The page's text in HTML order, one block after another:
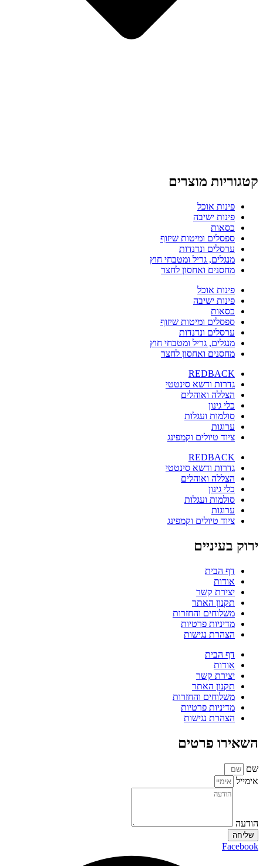
קטגוריות מוצרים
פינות אוכל
פינות ישיבה
כסאות
ספסלים ומיטות שיזוף
ערסלים ונדנדות
מנגלים, גריל ומטבחי חוץ
מחסנים ואחסון לחצר
פינות אוכל
פינות ישיבה
כסאות
ספסלים ומיטות שיזוף
ערסלים ונדנדות
מנגלים, גריל ומטבחי חוץ
מחסנים ואחסון לחצר
REDBACK
גדרות ודשא סינטטי
הצללה ואוהלים
כלי גינון
סולמות ועגלות
ערוגות
ציוד טיולים וקמפינג
REDBACK
גדרות ודשא סינטטי
הצללה ואוהלים
כלי גינון
סולמות ועגלות
ערוגות
ציוד טיולים וקמפינג
ירוק בעיניים
דף הבית
אודות
יצירת קשר
תקנון האתר
משלוחים והחזרות
מדיניות פרטיות
הצהרת נגישות
דף הבית
אודות
יצירת קשר
תקנון האתר
משלוחים והחזרות
מדיניות פרטיות
הצהרת נגישות
השאירו פרטים
שם
אימייל
הודעה
שליחה
Facebook